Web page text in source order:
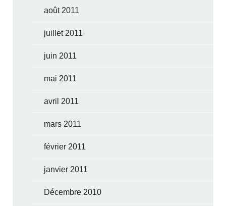
août 2011
juillet 2011
juin 2011
mai 2011
avril 2011
mars 2011
février 2011
janvier 2011
Décembre 2010